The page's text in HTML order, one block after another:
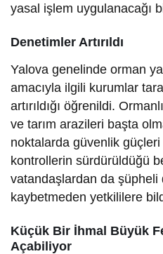
yasal işlem uygulanacağı
Denetimler Artırıldı
Yalova genelinde orman
amacıyla ilgili kurumlar
artırıldığı öğrenildi.
ve tarım arazileri başta
noktalarda güvenlik
kontrollerin sürdürüldüğü
vatandaşlardan da şüpheli
kaybetmeden yetkililere
Küçük Bir İhmal Büyük
Açabiliyor